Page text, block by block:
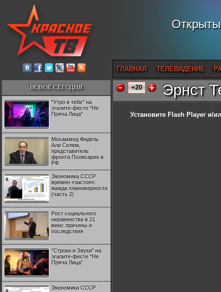
ГЛАВНАЯ ТЕЛЕВИДЕНИЕ
НОВОЕ СЕГОДНЯ
"Утро в тебе" на
эгалите-фесте "Не
Пряча Лица"
Мохаммед Фидель
Али Селем,
представитель
фронта Полисарио в
РФ
Экономика СССР
времен «застоя»:
жажда планомерности
(часть 2)
Рост социального
неравенства в 21
веке: причины и
последствия
"Строки и Звуки" на
эгалите-фесте "Не
Пряча Лица"
Экономика СССР
+20 Эрнст
Установите Flash Player и/